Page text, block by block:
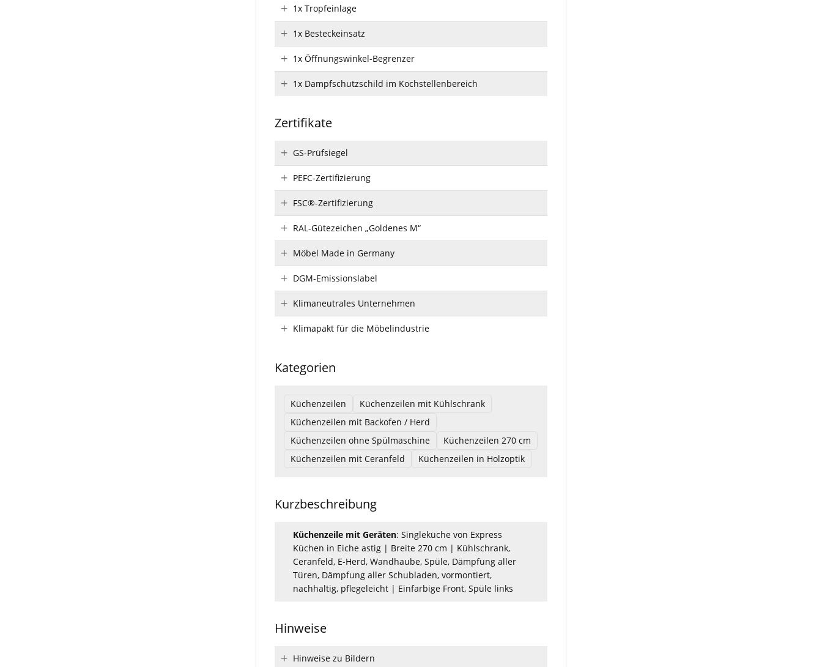
1x Tropfeinlage
1x Besteckeinsatz
1x Öffnungswinkel-Begrenzer
1x Dampfschutzschild im Kochstellenbereich
Zertifikate
GS-Prüfsiegel
PEFC-Zertifizierung
FSC®-Zertifizierung
RAL-Gütezeichen „Goldenes M“
Möbel Made in Germany
DGM-Emissionslabel
Klimaneutrales Unternehmen
Klimapakt für die Möbelindustrie
Kategorien
Küchenzeilen
Küchenzeilen mit Kühlschrank
Küchenzeilen mit Backofen / Herd
Küchenzeilen ohne Spülmaschine
Küchenzeilen 270 cm
Küchenzeilen mit Ceranfeld
Küchenzeilen in Holzoptik
Kurzbeschreibung
Küchenzeile mit Geräten: Singleküche von Express
Küchen in Eiche astig | Breite 270 cm | Kühlschrank,
Ceranfeld, E-Herd, Wandhaube, Spüle, Dämpfung aller
Türen, Dämpfung aller Schubladen, vormontiert,
nachhaltig, pflegeleicht | Einfarbige Front, Spüle links
Hinweise
Hinweise zu Bildern